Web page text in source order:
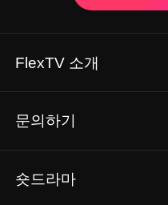
FlexTV 소개
이용약관
개인정보 처리방침
회사 소개
문의하기
Email: service@flextv.cc
숏드라마